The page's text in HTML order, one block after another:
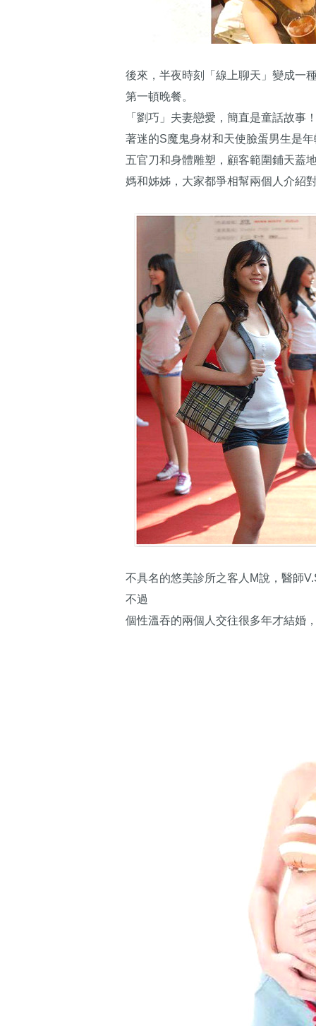
後來，半夜時刻「線上聊天」變成一
第一頓晚餐。
「劉巧」夫妻戀愛，簡直是童話故事
著迷的S魔鬼身材和天使臉蛋男生是
五官刀和身體雕塑，顧客範圍鋪天蓋
媽和姊姊，大家都爭相幫兩個人介紹
不具名的悠美診所之客人M說，醫師
不過
個性溫吞的兩個人交往很多年才結婚